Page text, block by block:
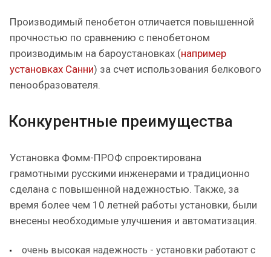
Производимый пенобетон отличается повышенной
прочностью по сравнению с пенобетоном
производимым на бароустановках (например
установках Санни) за счет использования белкового
пенообразователя.
Конкурентные преимущества
Установка Фомм-ПРОФ спроектирована
грамотными русскими инженерами и традиционно
сделана с повышенной надежностью. Также, за
время более чем 10 летней работы установки, были
внесены необходимые улучшения и автоматизация.
очень высокая надежность - установки работают с